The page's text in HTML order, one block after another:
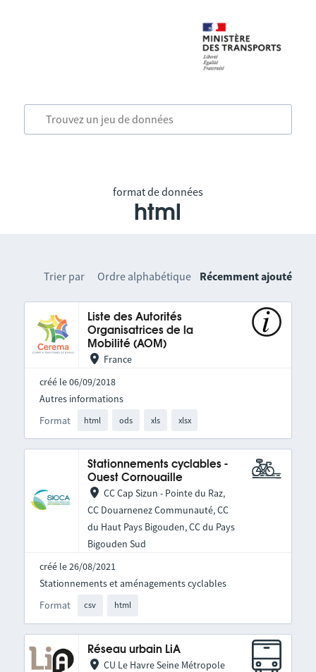
format de données
html
Trier par Ordre alphabétique Récemment ajouté
Liste des Autorités
Organisatrices de la
Mobilité (AOM)
France
créé le 06/09/2018
Format html ods xls xlsx
Autres informations
Stationnements cyclables -
Ouest Cornouaille
CC Cap Sizun - Pointe du Raz,
CC Douarnenez Communauté, CC
du Haut Pays Bigouden, CC du Pays
Bigouden Sud
créé le 26/08/2021
Format csv html
Stationnements et aménagements cyclables
Réseau urbain LiA
CU Le Havre Seine Métropole